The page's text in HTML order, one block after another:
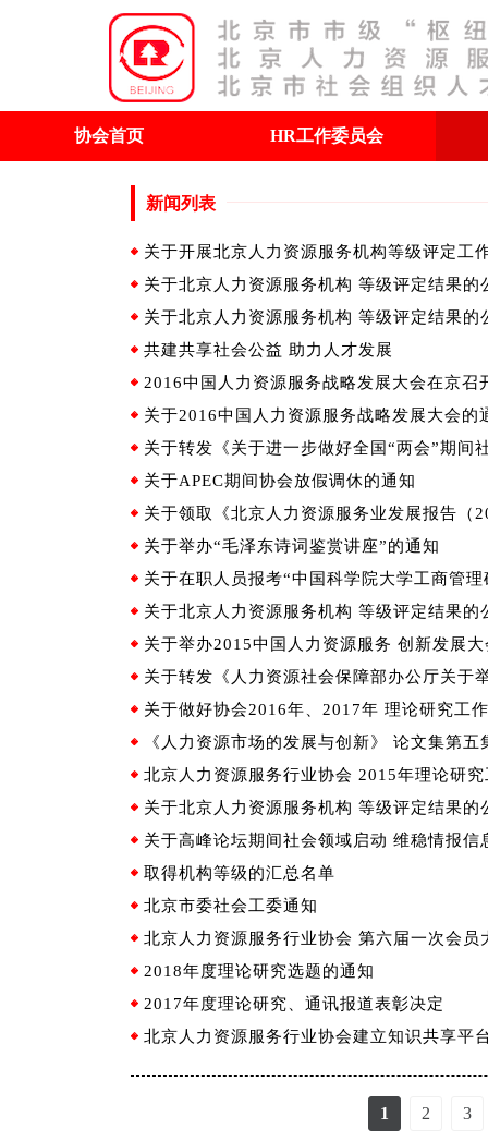
协会首页 HR工作委员会
新闻列表
关于开展北京人力资源服务机构等级评定工
关于北京人力资源服务机构 等级评定结果的
关于北京人力资源服务机构 等级评定结果的
共建共享社会公益 助力人才发展
2016中国人力资源服务战略发展大会在京召
关于2016中国人力资源服务战略发展大会的
关于转发《关于进一步做好全国“两会”期间
关于APEC期间协会放假调休的通知
关于领取《北京人力资源服务业发展报告（
关于举办“毛泽东诗词鉴赏讲座”的通知
关于在职人员报考“中国科学院大学工商管
关于北京人力资源服务机构 等级评定结果的
关于举办2015中国人力资源服务 创新发展
关于转发《人力资源社会保障部办公厅关于
关于做好协会2016年、2017年 理论研究工
《人力资源市场的发展与创新》 论文集第五
北京人力资源服务行业协会 2015年理论研
关于北京人力资源服务机构 等级评定结果的
关于高峰论坛期间社会领域启动 维稳情报信
取得机构等级的汇总名单
北京市委社会工委通知
北京人力资源服务行业协会 第六届一次会员
2018年度理论研究选题的通知
2017年度理论研究、通讯报道表彰决定
北京人力资源服务行业协会建立知识共享平
1 2 3